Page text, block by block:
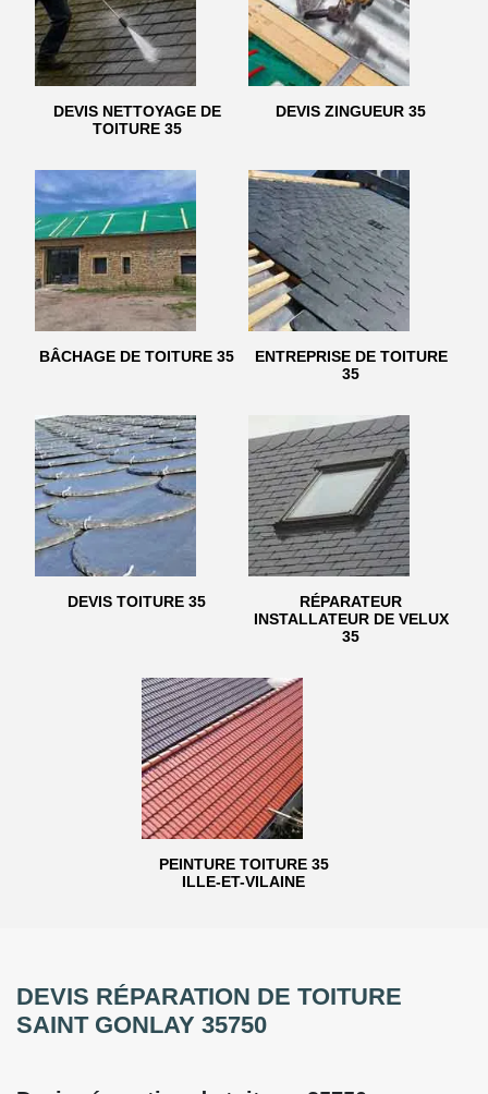
DEVIS NETTOYAGE DE
TOITURE 35
DEVIS ZINGUEUR 35
BÂCHAGE DE TOITURE 35
ENTREPRISE DE TOITURE
35
DEVIS TOITURE 35
RÉPARATEUR
INSTALLATEUR DE VELUX
35
PEINTURE TOITURE 35
ILLE-ET-VILAINE
DEVIS RÉPARATION DE TOITURE
SAINT GONLAY 35750